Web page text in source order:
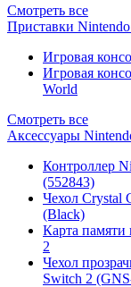
Смотреть все
Приставки
Игровая
Игровая
World
Смотреть все
Аксессуары
Контроллер
(552843)
Чехол Сrystal
(Black)
Карта памяти
2
Чехол
Switch 2